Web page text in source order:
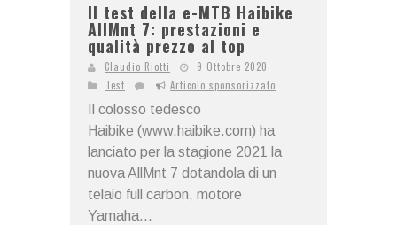
Il test della e-MTB Haibike
AllMnt 7: prestazioni e
qualità prezzo al top
Claudio Riotti
9 Ottobre 2020
Test
Articolo sponsorizzato
Il colosso tedesco
Haibike (www.haibike.com) ha
lanciato per la stagione 2021 la
nuova AllMnt 7 dotandola di un
telaio full carbon, motore
Yamaha...